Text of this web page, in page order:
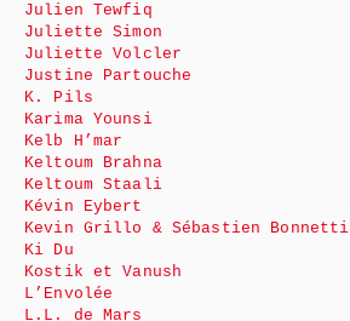
Julien Tewfiq
Juliette Simon
Juliette Volcler
Justine Partouche
K. Pils
Karima Younsi
Kelb H’mar
Keltoum Brahna
Keltoum Staali
Kévin Eybert
Kevin Grillo & Sébastien Bonnetti
Ki Du
Kostik et Vanush
L’Envolée
L.L. de Mars